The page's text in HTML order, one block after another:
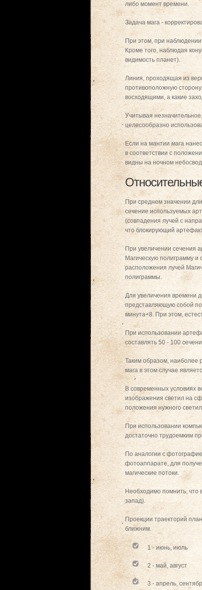
либо момент времени.
Задача мага -
При этом, при
Кроме того, наблюдая
видимость планет).
Линия, проходящая из
противоположную
восходящими, а какие
Учитывая
целесообразно
Если на мантии мага
в соответствии с
видны на ночном
При среднем значении
сечение используемых
(совпадения лучей с
что блокирующий
При увеличении сечения
Магическую полиграмму и
расположения лучей
полиграммы.
Для увеличения времени
представляющую собой
минута+8. При этом,
При использовании
составлять 50 - 100
Таким образом, наиболее
мага в этом случае
В современных условиях
изображения светил на
положения нужного
При использовании
достаточно трудоемким
По аналогии с
фотоаппарате, для
магические потоки.
Необходимо помнить, что
запад).
Проекции траекторий
ближним.
1 - июнь, июль
2 - май, август
3 - апрель,